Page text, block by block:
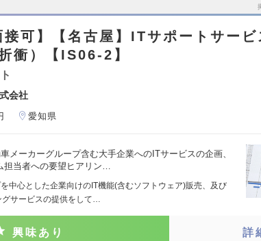
接可】【名古屋】ITサポートサー
衝）【IS06-2】
会社
愛知県
メーカーグループ含む大手企業へのITサービスの企画、
当者への要望ヒアリン…
を中心とした企業向けのIT機能(含むソフトウェア)販売、及び
サービスの提供をして…
興味あり 詳